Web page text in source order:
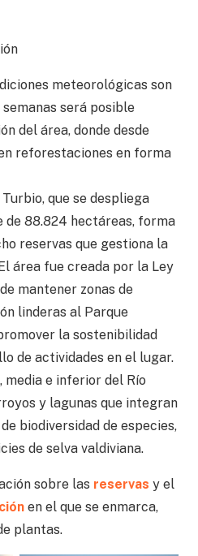
meteorológicas son
será posible
del área, donde desde
reforestaciones en forma
que se despliega
de 88.824 hectáreas, forma
reservas que gestiona la
área fue creada por la Ley
mantener zonas de
linderas al Parque
la sostenibilidad
de actividades en el lugar.
media e inferior del Río
y lagunas que integran
biodiversidad de especies,
de selva valdiviana.
sobre las reservas y el
en el que se enmarca,
plantas.